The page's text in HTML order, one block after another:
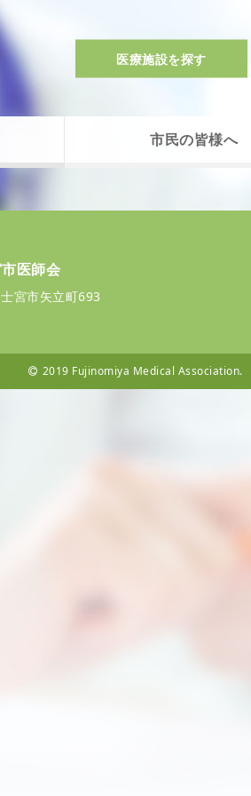
医療施設を探す
市民の皆様へ
医師会
宮市矢立町693
2019 Fujinomiya Medical Association.